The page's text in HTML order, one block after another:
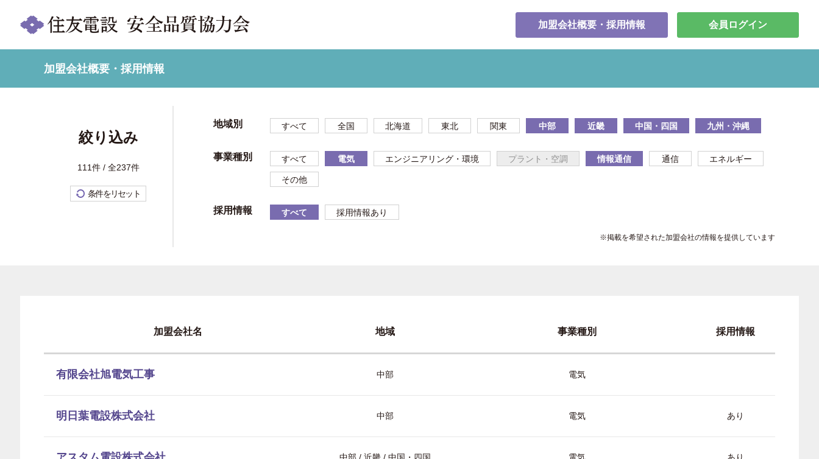
加盟会社概要・採用情報 会員ログイン
加盟会社概要・採用情報
絞り込み
111件 / 全237件
条件をリセット
地域別 すべて 全国 北海道 東北 関東 中部 近畿 中国・四国 九州・沖縄
事業種別 すべて 電気 エンジニアリング・環境 プラント・空調 情報通信 通信 エネルギー
その他
採用情報 すべて 採用情報あり
※掲載を希望された加盟会社の情報を提供しています
加盟会社名 地域 事業種別 採用情報
有限会社旭電気工事 中部 電気
明日葉電設株式会社 中部 電気 あり